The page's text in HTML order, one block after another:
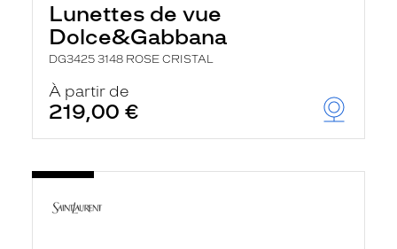
Lunettes de vue
Dolce&Gabbana
DG3425 3148 ROSE CRISTAL
À partir de
219,00 €